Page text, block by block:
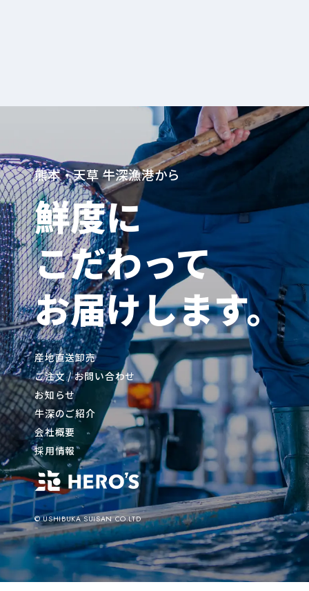
熊本・天草 牛深漁港から
鮮度に
こだわって
お届けします。
産地直送卸売
ご注文 / お問い合わせ
お知らせ
牛深のご紹介
会社概要
採用情報
© USHIBUKA SUISAN CO.LTD